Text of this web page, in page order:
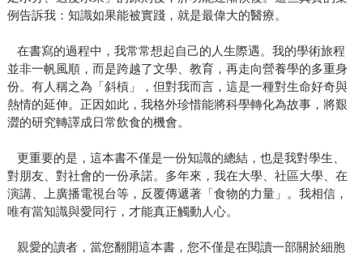
例告訴我：知識如果能被實踐，就是最偉大的醫療。
在書寫的過程中，我常常想起自己的人生際遇。我的學術旅程
並非一帆風順，而是跨越了文學、教育，再走向營養學的多重身
份。有人稱之為「斜槓」，但對我而言，這是一種對生命好奇與
熱情的延伸。正因如此，我格外珍惜能將科學轉化為故事，將艱
澀的研究轉譯成日常飲食的機會。
更重要的是，這本書不僅是一份知識的總結，也是我對學生、
對朋友、對社會的一份承諾。多年來，我在大學、社區大學、在
演講、上廣播電視台等，反覆傳遞著「食物的力量」。我相信，
唯有當知識與愛同行，才能真正觸動人心。
親愛的讀者，當您翻開這本書，您不僅是在閱讀一部關於細胞